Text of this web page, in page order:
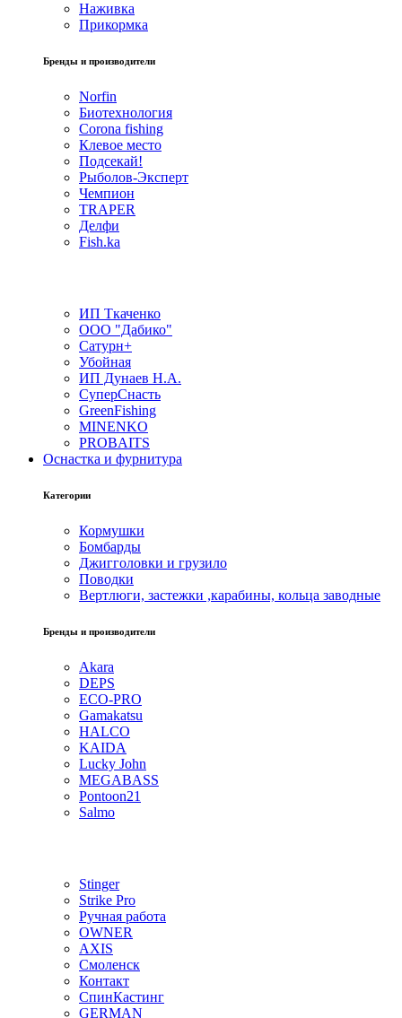
Наживка
Прикормка
Бренды и производители
Norfin
Биотехнология
Corona fishing
Клевое место
Подсекай!
Рыболов-Эксперт
Чемпион
TRAPER
Делфи
Fish.ka
ИП Ткаченко
ООО "Дабико"
Сатурн+
Убойная
ИП Дунаев Н.А.
СуперСнасть
GreenFishing
MINENKO
PROBAITS
Оснастка и фурнитура
Категории
Кормушки
Бомбарды
Джигголовки и грузило
Поводки
Вертлюги, застежки ,карабины, кольца заводные
Бренды и производители
Akara
DEPS
ECO-PRO
Gamakatsu
HALCO
KAIDA
Lucky John
MEGABASS
Pontoon21
Salmo
Stinger
Strike Pro
Ручная работа
OWNER
AXIS
Смоленск
Контакт
СпинКастинг
GERMAN